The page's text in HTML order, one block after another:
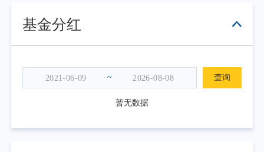
基金分红
~ 查询
暂无数据